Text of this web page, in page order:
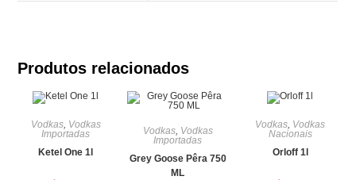
Produtos relacionados
Vodkas, Vodkas
Importadas
Ketel One 1l
Vodkas, Vodkas
Importadas
Grey Goose Pêra 750
ML
Vodkas, Vodkas
Nacionais
Orloff 1l